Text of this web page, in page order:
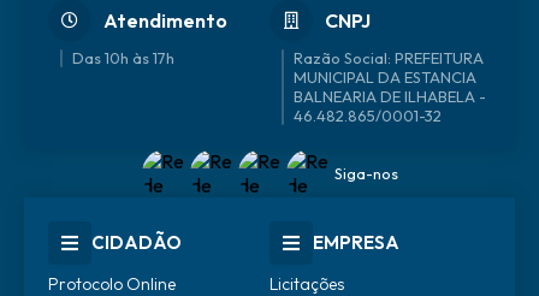
Atendimento
Das 10h às 17h
CNPJ
46.482.865/0001-32
Siga-nos
CIDADÃO
Protocolo Online
EMPRESA
Licitações